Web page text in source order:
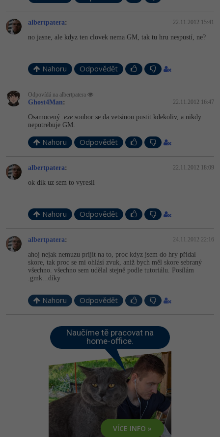
albertpatera: 22.11.2012 15:41
no jasne, ale kdyz ten clovek nema GM, tak tu hru nespustí, ne?
Nahoru Odpovědět
Odpovídá na albertpatera
Ghost4Man: 22.11.2012 16:47
Osamocený .exe soubor se da vetsinou pustit kdekoliv, a nikdy
nepotrebuje GM.
Nahoru Odpovědět
albertpatera: 22.11.2012 18:09
ok dik uz sem to vyresil
Nahoru Odpovědět
albertpatera: 24.11.2012 22:16
ahoj nejak nemuzu prijit na to, proc kdyz jsem do hry přidal
skore, tak proc se mi ohlásí zvuk, aniž bych měl skore sebraný
všechno. všechno sem udělal stejně podle tutoriálu. Posílám
.gmk...díky
Nahoru Odpovědět
Naučíme tě pracovat na
home-office.
VÍCE INFO »